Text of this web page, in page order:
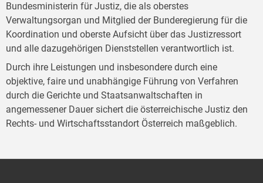
Bundesministerin für Justiz, die als oberstes
Verwaltungsorgan und Mitglied der Bunderegierung für die
Koordination und oberste Aufsicht über das Justizressort
und alle dazugehörigen Dienststellen verantwortlich ist.
Durch ihre Leistungen und insbesondere durch eine
objektive, faire und unabhängige Führung von Verfahren
durch die Gerichte und Staatsanwaltschaften in
angemessener Dauer sichert die österreichische Justiz den
Rechts- und Wirtschaftsstandort Österreich maßgeblich.